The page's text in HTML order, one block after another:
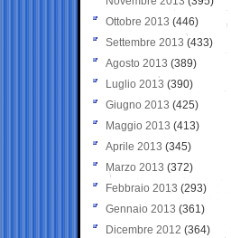
Ottobre 2013 (446)
Settembre 2013 (433)
Agosto 2013 (389)
Luglio 2013 (390)
Giugno 2013 (425)
Maggio 2013 (413)
Aprile 2013 (345)
Marzo 2013 (372)
Febbraio 2013 (293)
Gennaio 2013 (361)
Dicembre 2012 (364)